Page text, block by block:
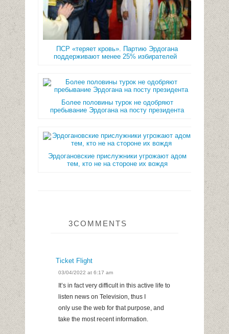
ПСР «теряет кровь». Партию Эрдогана
поддерживают менее 25% избирателей
Более половины турок не одобряют
пребывание Эрдогана на посту президента
Эрдогановские прислужники угрожают адом
тем, кто не на стороне их вождя
3COMMENTS
Ticket Flight
03/04/2022 at 6:17 am
It’s in fact very difficult in this active life to
listen news on Television, thus I
only use the web for that purpose, and
take the most recent information.